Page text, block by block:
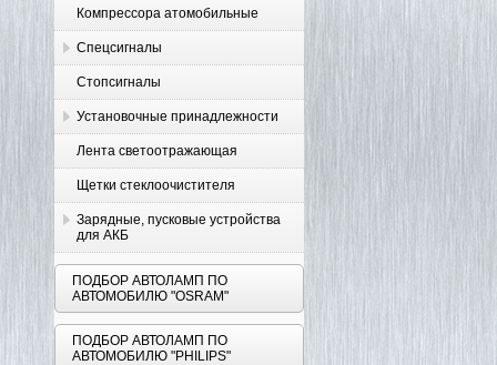
Компрессора атомобильные
Спецсигналы
Стопсигналы
Установочные принадлежности
Лента светоотражающая
Щетки стеклоочистителя
Зарядные, пусковые устройства
для АКБ
ПОДБОР АВТОЛАМП ПО
АВТОМОБИЛЮ "OSRAM"
ПОДБОР АВТОЛАМП ПО
АВТОМОБИЛЮ "PHILIPS"